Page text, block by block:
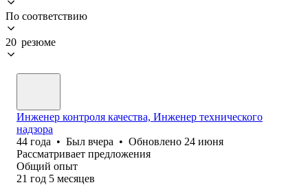
По соответствию
20 резюме
Инженер контроля качества, Инженер технического
надзора
44 года • Был вчера • Обновлено 24 июня
Рассматривает предложения
Общий опыт
21 год 5 месяцев